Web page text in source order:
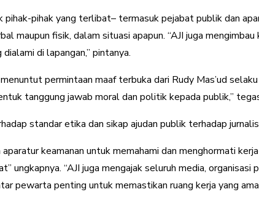
pihak yang terlibat– termasuk pejabat publik dan
maupun fisik, dalam situasi apapun. “AJI juga
di lapangan,” pintanya.
permintaan maaf terbuka dari Rudy Mas’ud
tanggung jawab moral dan politik kepada publik,”
standar etika dan sikap ajudan publik terhadap
keamanan untuk memahami dan menghormati
ungkapnya. “AJI juga mengajak seluruh media,
pewarta penting untuk memastikan ruang kerja yang